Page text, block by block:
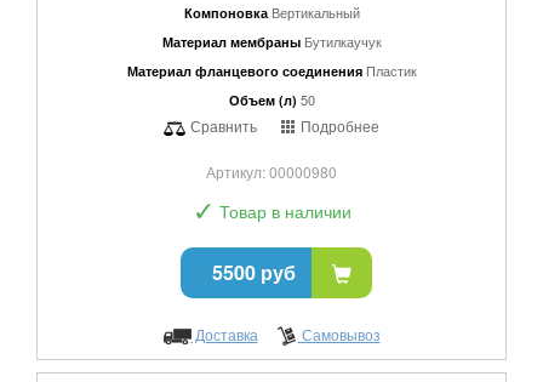
Компоновка Вертикальный
Материал мембраны Бутилкаучук
Материал фланцевого соединения Пластик
Объем (л) 50
Сравнить Подробнее
Артикул: 00000980
✓ Товар в наличии
5500 руб
Доставка Самовывоз